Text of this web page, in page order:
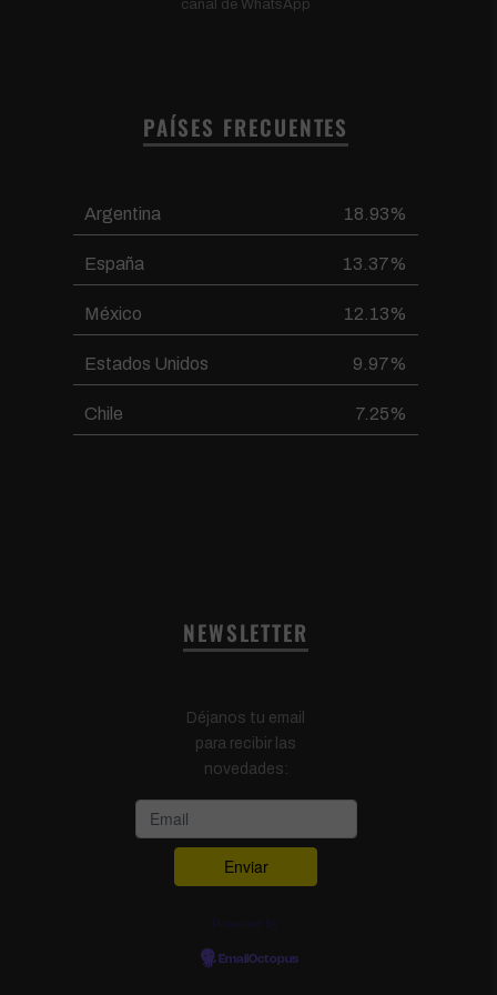
canal de WhatsApp
PAÍSES FRECUENTES
Argentina 18.93%
España 13.37%
México 12.13%
Estados Unidos 9.97%
Chile 7.25%
NEWSLETTER
Déjanos tu email
para recibir las
novedades:
EmailOctopus